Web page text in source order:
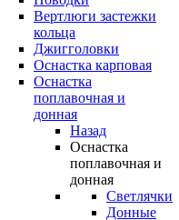
Вертлюги застежки
кольца
Джигголовки
Оснастка карповая
Оснастка
поплавочная и
донная
Назад
Оснастка
поплавочная и
донная
Светлячки
Донные